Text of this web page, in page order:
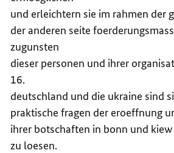
und erleichtern sie im rahmen der
der anderen seite
zugunsten
dieser personen und ihrer
16.
deutschland und die ukraine sind
praktische fragen der eroeffnung
ihrer botschaften in bonn und
zu loesen.